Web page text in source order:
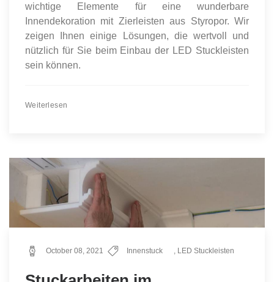
wichtige Elemente für eine wunderbare
Innendekoration mit Zierleisten aus Styropor. Wir
zeigen Ihnen einige Lösungen, die wertvoll und
nützlich für Sie beim Einbau der LED Stuckleisten
sein können.
Weiterlesen
October 08, 2021 Innenstuck LED Stuckleisten